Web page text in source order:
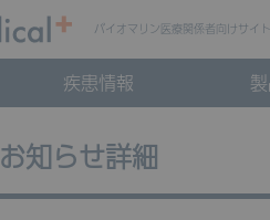
バイオマリン医療関係者向けサイト
疾患情報
お知らせ詳細